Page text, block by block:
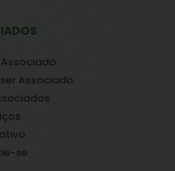
Associado
se